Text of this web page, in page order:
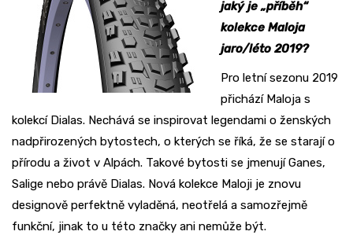
jaký je „příběh“
kolekce Maloja
jaro/léto 2019?
Pro letní sezonu 2019
přichází Maloja s
kolekcí Dialas. Nechává se inspirovat legendami o ženských
nadpřirozených bytostech, o kterých se říká, že se starají o
přírodu a život v Alpách. Takové bytosti se jmenují Ganes,
Salige nebo právě Dialas. Nová kolekce Maloji je znovu
designově perfektně vyladěná, neotřelá a samozřejmě
funkční, jinak to u této značky ani nemůže být.